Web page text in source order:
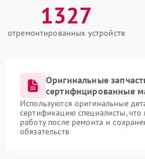
1327
отремонтированных устройств
Оригинальные
сертифицированные
Используются оригинальные
сертификацию специалисты,
работу после ремонта и
обязательств